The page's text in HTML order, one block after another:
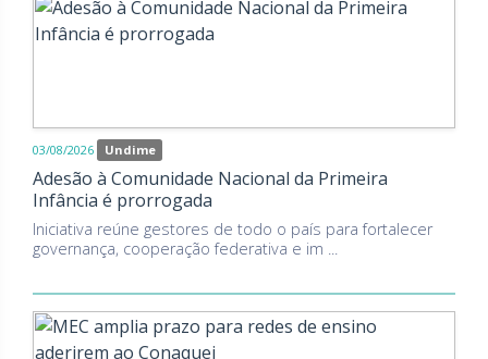
03/08/2026 Undime
Adesão à Comunidade Nacional da Primeira
Infância é prorrogada
Iniciativa reúne gestores de todo o país para fortalecer
governança, cooperação federativa e im ...